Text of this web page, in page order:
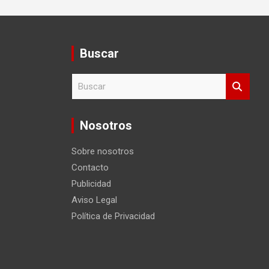
Buscar
c
Nosotros
Sobre nosotros
Contacto
Publicidad
Aviso Legal
Política de Privacidad